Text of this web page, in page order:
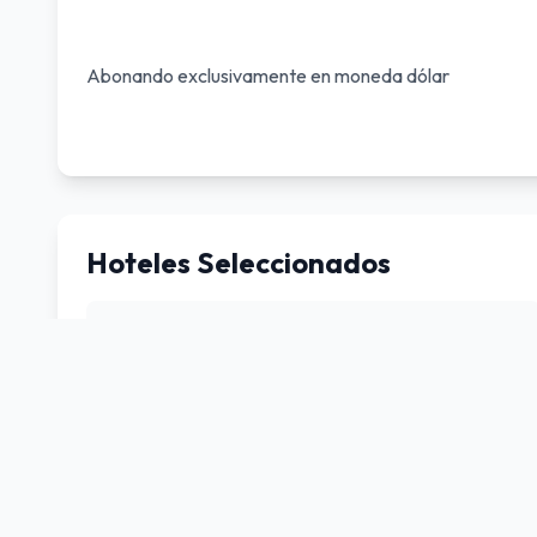
Abonando exclusivamente en moneda dólar
Hoteles Seleccionados